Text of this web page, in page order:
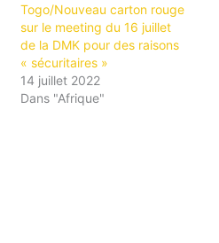
Togo/Nouveau carton rouge
sur le meeting du 16 juillet
de la DMK pour des raisons
« sécuritaires »
14 juillet 2022
Dans "Afrique"